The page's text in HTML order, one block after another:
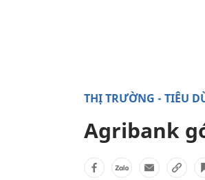
THỊ TRƯỜNG - TIÊU
Agribank